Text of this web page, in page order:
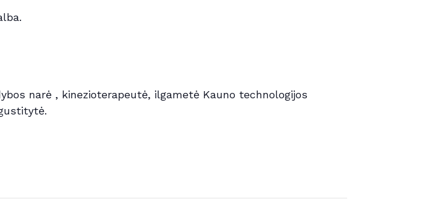
narė , kinezioterapeutė, ilgametė Kauno technologijos